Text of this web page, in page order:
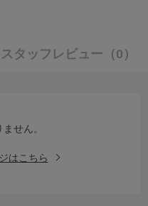
スタッフレビュー （0）
せん。
はこちら